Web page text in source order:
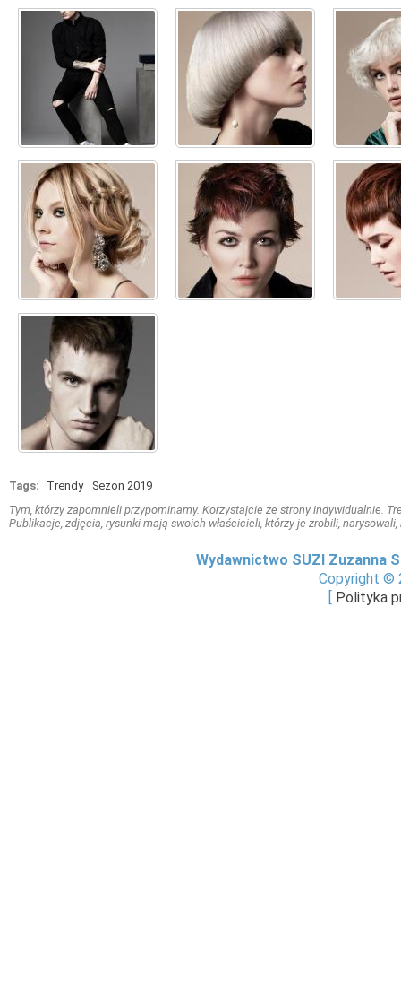
Tags: Trendy
Sezon 2019
Tym, którzy zapomnieli przypominamy. Korzystajcie ze strony indywidualnie.
Publikacje, zdjęcia, rysunki mają swoich właścicieli, którzy je zrobili,
Wydawnictwo SUZI Zuzanna
Copyright ©
[ Polityka